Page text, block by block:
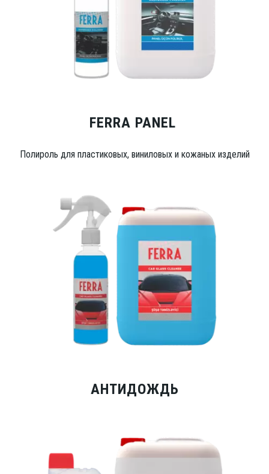
FERRA PANEL
Полироль для пластиковых, виниловых и кожаных изделий
АНТИДОЖДЬ